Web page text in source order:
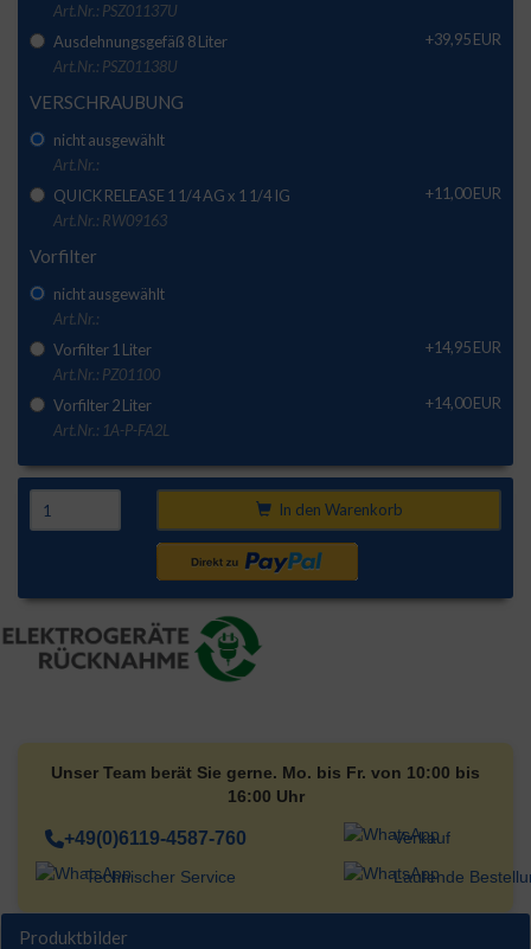
Art.Nr.: PSZ01137U
Ausdehnungsgefäß 8 Liter
+39,95 EUR
Art.Nr.: PSZ01138U
VERSCHRAUBUNG
nicht ausgewählt
Art.Nr.:
QUICK RELEASE 1 1/4 AG x 1 1/4 IG
+11,00 EUR
Art.Nr.: RW09163
Vorfilter
nicht ausgewählt
Art.Nr.:
Vorfilter 1 Liter
+14,95 EUR
Art.Nr.: PZ01100
Vorfilter 2 Liter
+14,00 EUR
Art.Nr.: 1A-P-FA2L
In den Warenkorb
Unser Team berät Sie gerne. Mo. bis Fr. von 10:00 bis
16:00 Uhr
+49(0)6119-4587-760 Verkauf
Technischer Service Laufende
Produktbilder